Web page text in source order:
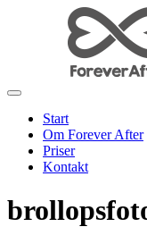
Start
Om Forever After
Priser
Kontakt